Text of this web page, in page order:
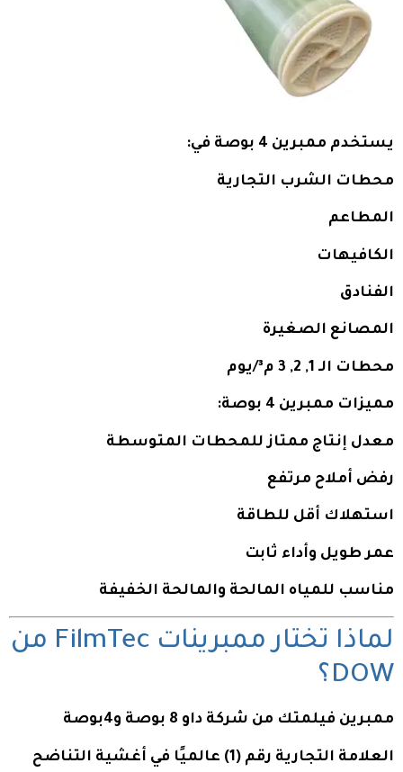
يستخدم ممبرين 4 بوصة في:
محطات الشرب التجارية
المطاعم
الكافيهات
الفنادق
المصانع الصغيرة
محطات الـ 1, 2, 3 م³/يوم
مميزات ممبرين 4 بوصة:
معدل إنتاج ممتاز للمحطات المتوسطة
رفض أملاح مرتفع
استهلاك أقل للطاقة
عمر طويل وأداء ثابت
مناسب للمياه المالحة والمالحة الخفيفة
لماذا تختار ممبرينات FilmTec من
DOW؟
ممبرين فيلمتك من شركة داو 8 بوصة و4بوصة
العلامة التجارية رقم (1) عالميًا في أغشية التناضح